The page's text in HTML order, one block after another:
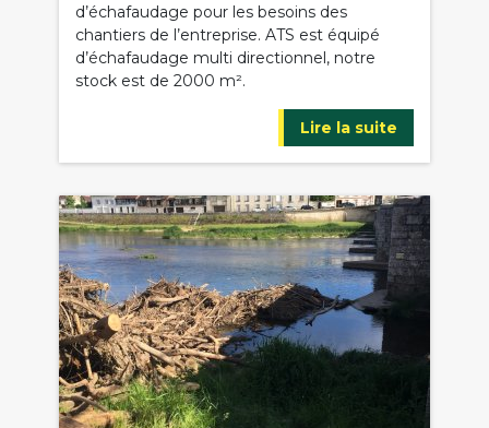
d’échafaudage pour les besoins des
chantiers de l’entreprise. ATS est équipé
d’échafaudage multi directionnel, notre
stock est de 2000 m².
Lire la suite